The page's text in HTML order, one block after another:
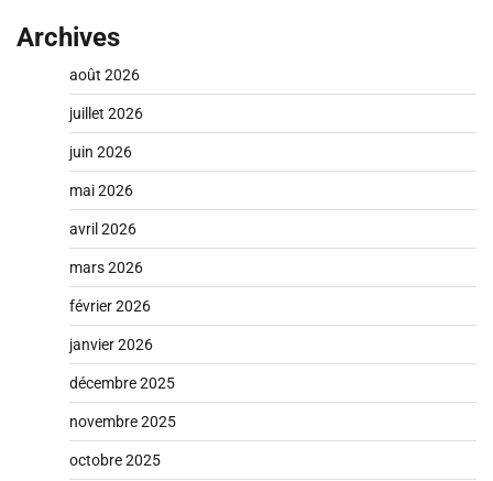
Archives
août 2026
juillet 2026
juin 2026
mai 2026
avril 2026
mars 2026
février 2026
janvier 2026
décembre 2025
novembre 2025
octobre 2025